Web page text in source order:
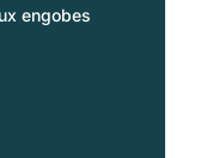
engobes